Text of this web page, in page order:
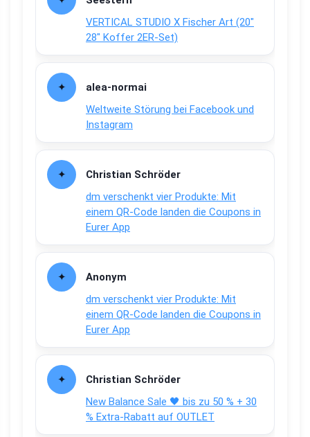
VERTICAL STUDIO X Fischer Art (20″
28″ Koffer 2ER-Set)
alea-normai
Weltweite Störung bei Facebook und
Instagram
Christian Schröder
dm verschenkt vier Produkte: Mit
einem QR-Code landen die Coupons in
Eurer App
Anonym
dm verschenkt vier Produkte: Mit
einem QR-Code landen die Coupons in
Eurer App
Christian Schröder
New Balance Sale 🖤 bis zu 50 % + 30
% Extra-Rabatt auf OUTLET